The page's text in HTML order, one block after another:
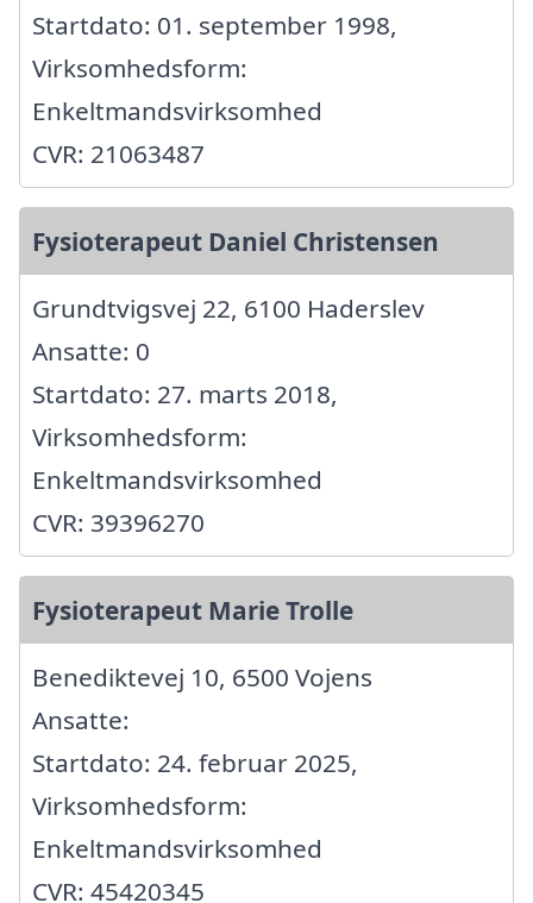
Startdato: 01. september 1998,
Virksomhedsform:
Enkeltmandsvirksomhed
CVR: 21063487
Fysioterapeut Daniel Christensen
Grundtvigsvej 22, 6100 Haderslev
Ansatte: 0
Startdato: 27. marts 2018,
Virksomhedsform:
Enkeltmandsvirksomhed
CVR: 39396270
Fysioterapeut Marie Trolle
Benediktevej 10, 6500 Vojens
Ansatte:
Startdato: 24. februar 2025,
Virksomhedsform:
Enkeltmandsvirksomhed
CVR: 45420345